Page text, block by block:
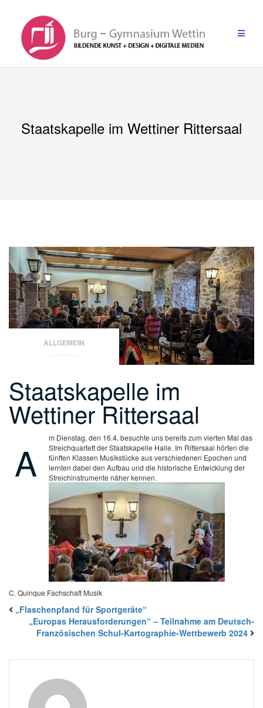
springen
Staatskapelle im Wettiner Rittersaal
ALLGEMEIN
Staatskapelle im
Wettiner Rittersaal
A
m Dienstag, den 16.4. besuchte uns bereits zum vierten Mal das
Streichquartett der Staatskapelle Halle. Im Rittersaal hörten die
fünften Klassen Musikstücke aus verschiedenen Epochen und
lernten dabei den Aufbau und die historische Entwicklung der
Streichinstrumente näher kennen.
C. Quinque Fachschaft Musik
„Flaschenpfand für Sportgeräte“
„Europas Herausforderungen“ – Teilnahme am Deutsch-
Französischen Schul-Kartographie-Wettbewerb 2024